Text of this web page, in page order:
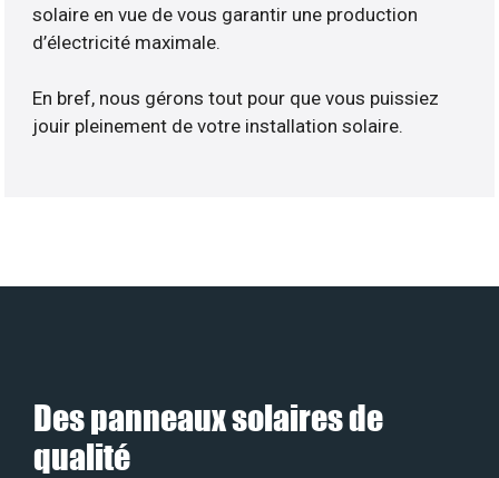
solaire en vue de vous garantir une production
d’électricité maximale.
En bref, nous gérons tout pour que vous puissiez
jouir pleinement de votre installation solaire.
Des panneaux solaires de
qualité